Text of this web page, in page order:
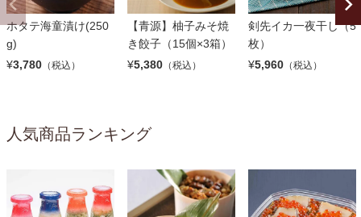
ホタテ海童漬け(250
g)
¥3,780 （税込）
【青源】柚子みそ焼
き餃子（15個×3箱）
¥5,380 （税込）
剣先イカ一夜干し（5
枚）
¥5,960 （税込）
人気商品ランキング